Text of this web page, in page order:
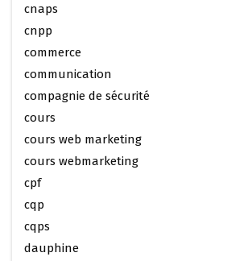
cnaps
cnpp
commerce
communication
compagnie de sécurité
cours
cours web marketing
cours webmarketing
cpf
cqp
cqps
dauphine